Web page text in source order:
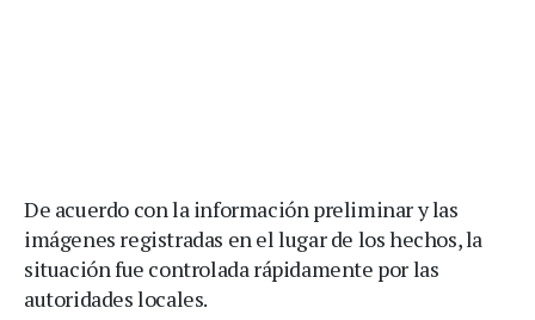
De acuerdo con la información preliminar y las
imágenes registradas en el lugar de los hechos, la
situación fue controlada rápidamente por las
autoridades locales.